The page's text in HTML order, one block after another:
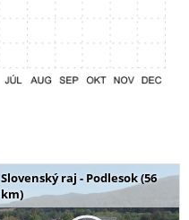
Slovenský raj - Podlesok (56
km)